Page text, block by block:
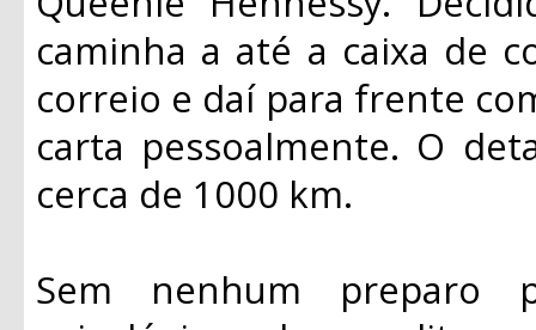
caminha a até a caixa de
correio e daí para frente
carta pessoalmente. O
cerca de 1000 km.
Sem nenhum